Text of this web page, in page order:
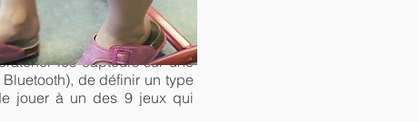
les capteurs sur une
de définir un type
jouer à un des 9 jeux qui